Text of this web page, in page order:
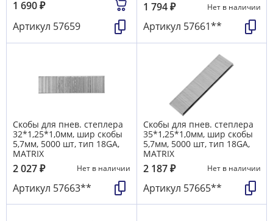
1 690₽
Артикул 57659
1 794₽ Нет в наличии
Артикул 57661**
Скобы для пнев. степлера
32*1,25*1,0мм, шир скобы
5,7мм, 5000 шт, тип 18GA,
MATRIX
2 027₽ Нет в наличии
Артикул 57663**
Скобы для пнев. степлера
35*1,25*1,0мм, шир скобы
5,7мм, 5000 шт, тип 18GA,
MATRIX
2 187₽ Нет в наличии
Артикул 57665**